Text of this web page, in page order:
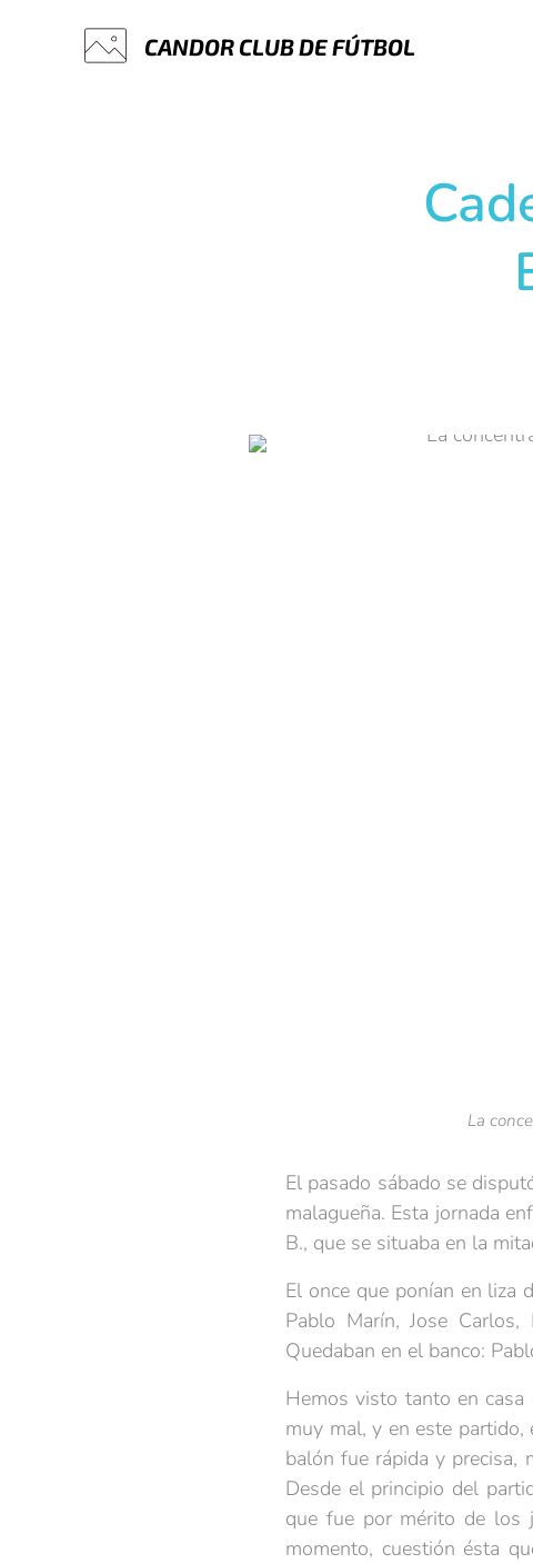
CANDOR CLUBDEFÚTBOL
La
El pasado sábado se
malagueña. Esta jornada
B., que se situaba en la
El once que ponían en liza
Pablo Marín, Jose
Quedaban en el banco:
Hemos visto tanto en
muy mal, y en este partido,
balón fue rápida y precisa,
Desde el principio del
que fue por mérito de los
momento, cuestión ésta